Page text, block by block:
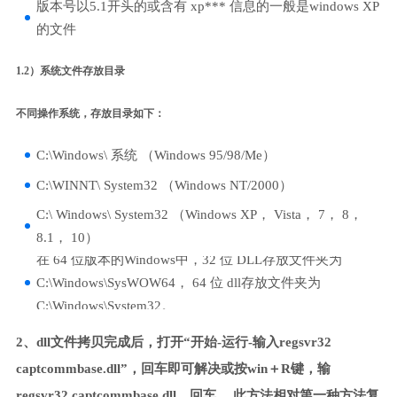
版本号以5.1开头的或含有 xp*** 信息的一般是windows XP
的文件
1.2）系统文件存放目录
不同操作系统，存放目录如下：
C:\Windows\ 系统 （Windows 95/98/Me）
C:\WINNT\ System32 （Windows NT/2000）
C:\ Windows\ System32 （Windows XP， Vista， 7， 8，
8.1， 10）
在 64 位版本的Windows中，32 位 DLL存放文件夹为
C:\Windows\SysWOW64， 64 位 dll存放文件夹为
C:\Windows\System32。
2、dll文件拷贝完成后，打开“开始-运行-输入regsvr32
captcommbase.dll”，回车即可解决或按win＋R键，输